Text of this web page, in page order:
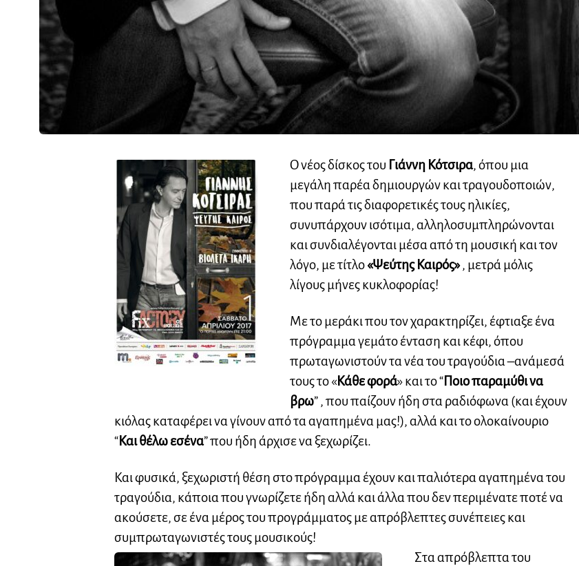
Ο νέος δίσκος του Γιάννη Κότσιρα, όπου μια
μεγάλη παρέα δημιουργών και τραγουδοποιών,
που παρά τις διαφορετικές τους ηλικίες,
συνυπάρχουν ισότιμα, αλληλοσυμπληρώνονται
και συνδιαλέγονται μέσα από τη μουσική και τον
λόγο, με τίτλο«Ψεύτης Καιρός», μετρά μόλις
λίγους μήνες κυκλοφορίας!
Με το μεράκι που τον χαρακτηρίζει, έφτιαξε ένα
πρόγραμμα γεμάτο ένταση και κέφι, όπου
πρωταγωνιστούν τα νέα του τραγούδια –ανάμεσά
τους το «Κάθε φορά» και το “Ποιο παραμύθι να
βρω” , που παίζουν ήδη στα ραδιόφωνα (και έχουν
κιόλας καταφέρει να γίνουν από τα αγαπημένα μας!), αλλά και το ολοκαίνουριο
“Και θέλω εσένα” που ήδη άρχισε να ξεχωρίζει.
Και φυσικά, ξεχωριστή θέση στο πρόγραμμα έχουν και παλιότερα αγαπημένα του
τραγούδια, κάποια που γνωρίζετε ήδη αλλά και άλλα που δεν περιμένατε ποτέ να
ακούσετε, σε ένα μέρος του προγράμματος με απρόβλεπτες συνέπειες και
συμπρωταγωνιστές τους μουσικούς!
Στα απρόβλεπτα του